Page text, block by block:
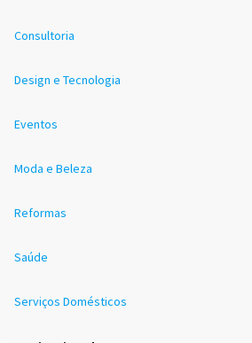
Consultoria
Design e Tecnologia
Eventos
Moda e Beleza
Reformas
Saúde
Serviços Domésticos